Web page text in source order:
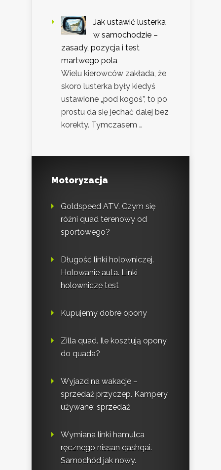
Jak ustawić lusterka
w samochodzie –
zasady, pozycja i test
martwego pola
Wielu kierowców zakłada, że
skoro lusterka były kiedyś
ustawione „pod kogoś”, to po
prostu da się jechać dalej bez
korekty. Tymczasem …
Motoryzacja
Goldspeed ATV. Czym się
różni quad terenowy od
sportowego?
Długość linki holowniczej.
Holowanie auta. Linki
holownicze test
Kupujemy dobre opony
Zilla quad. Ile kosztują opony
do quada?
Wyjazd na wakacje –
sprzedaż przyczep. Kampery
używane: sprzedaż
Wymiana linki hamulca
ręcznego nissan qashqai.
Samochód jak nowy.